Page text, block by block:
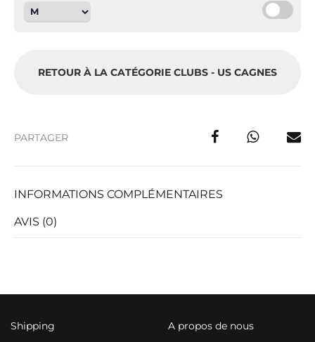
RETOUR À LA CATÉGORIE CLUBS - US CAGNES
PARTAGER
INFORMATIONS COMPLÉMENTAIRES
AVIS (0)
Shipping A propos de nous